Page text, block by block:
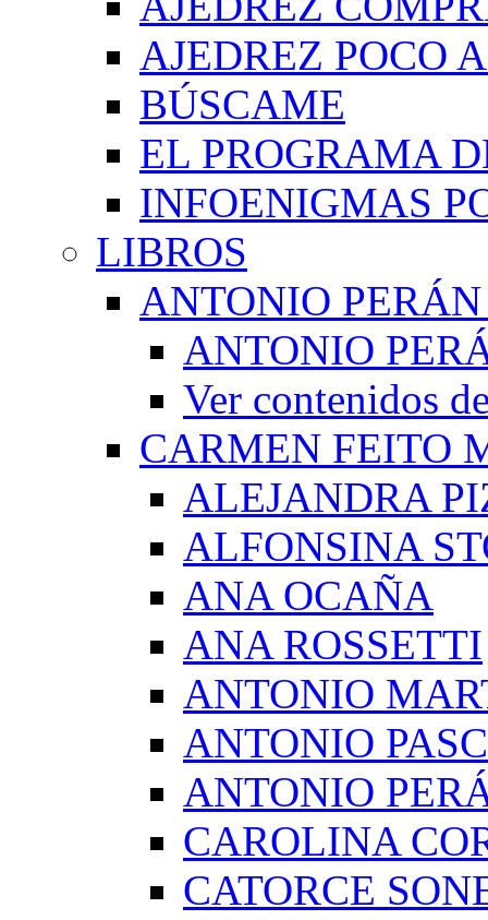
AJEDREZ POCO
BÚSCAME
EL PROGRAMA
INFOENIGMAS
LIBROS
ANTONIO
ANTONIO
Ver contenidos
CARMEN FEITO
ALEJANDRA
ALFONSINA
ANA OCAÑA
ANA ROSSETTI
ANTONIO
ANTONIO
ANTONIO
CAROLINA
CATORCE